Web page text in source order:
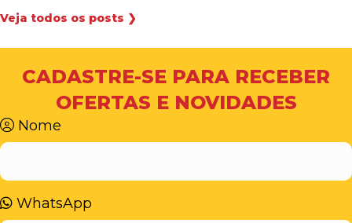
Veja todos os posts ❯
CADASTRE-SE PARA RECEBER
OFERTAS E NOVIDADES
Nome
WhatsApp